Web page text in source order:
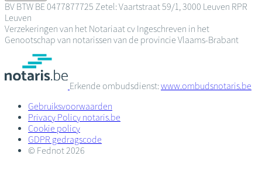
BV BTW BE 0477877725 Zetel: Vaartstraat 59/1, 3000 Leuven RPR
Leuven
Verzekeringen van het Notariaat cv Ingeschreven in het
Genootschap van notarissen van de provincie Vlaams-Brabant
Erkende ombudsdienst:www.ombudsnotaris.be
Gebruiksvoorwaarden
Privacy Policy notaris.be
Cookie policy
GDPR gedragscode
© Fednot 2026